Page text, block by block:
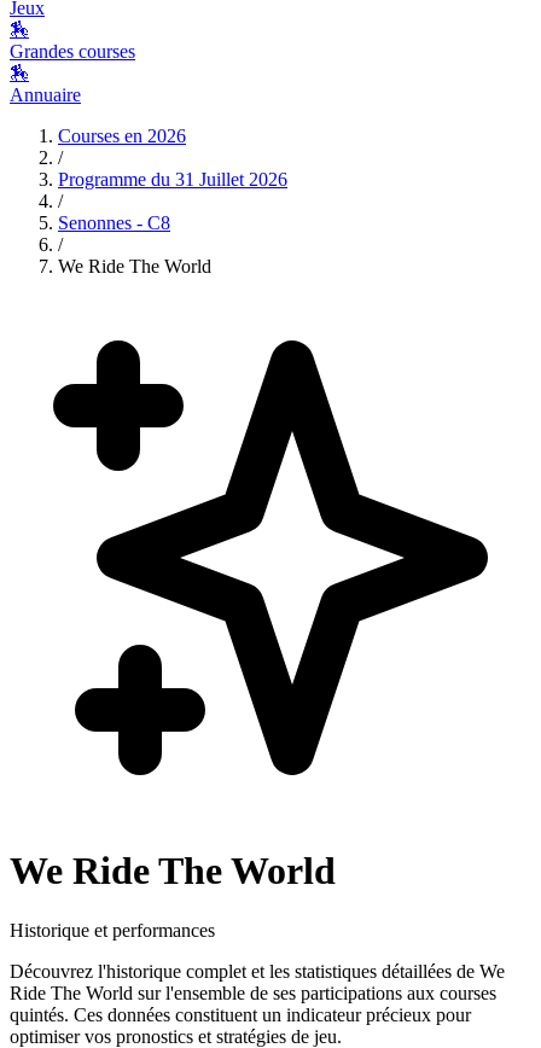
Jeux
🏇
Grandes courses
🏇
Annuaire
Courses en 2026
/
Programme du 31 Juillet 2026
/
Senonnes - C8
/
We Ride The World
We Ride The World
Historique et performances
Découvrez l'historique complet et les statistiques détaillées de We
Ride The World sur l'ensemble de ses participations aux courses
quintés. Ces données constituent un indicateur précieux pour
optimiser vos pronostics et stratégies de jeu.